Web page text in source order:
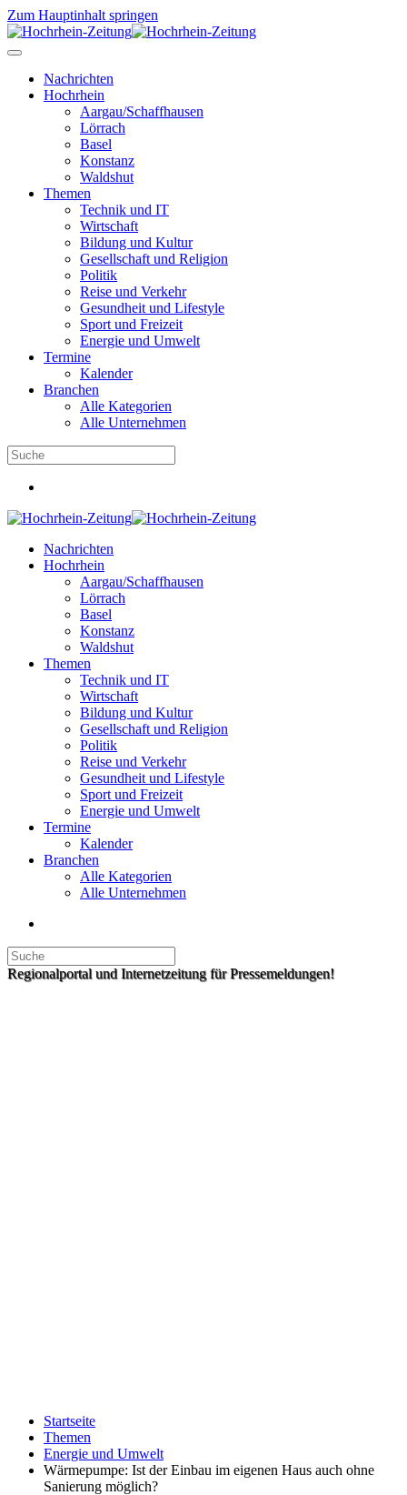
Zum Hauptinhalt springen
Nachrichten
Hochrhein
Aargau/Schaffhausen
Lörrach
Basel
Konstanz
Waldshut
Themen
Technik und IT
Wirtschaft
Bildung und Kultur
Gesellschaft und Religion
Politik
Reise und Verkehr
Gesundheit und Lifestyle
Sport und Freizeit
Energie und Umwelt
Termine
Kalender
Branchen
Alle Kategorien
Alle Unternehmen
Nachrichten
Hochrhein
Aargau/Schaffhausen
Lörrach
Basel
Konstanz
Waldshut
Themen
Technik und IT
Wirtschaft
Bildung und Kultur
Gesellschaft und Religion
Politik
Reise und Verkehr
Gesundheit und Lifestyle
Sport und Freizeit
Energie und Umwelt
Termine
Kalender
Branchen
Alle Kategorien
Alle Unternehmen
Regionalportal und Internetzeitung für Pressemeldungen!
Startseite
Themen
Energie und Umwelt
Wärmepumpe: Ist der Einbau im eigenen Haus auch ohne
Sanierung möglich?